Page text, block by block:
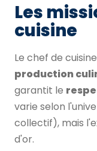
Les
cuisine
Le chef de
production
garantit le
varie selon
collectif), mais
d'or.